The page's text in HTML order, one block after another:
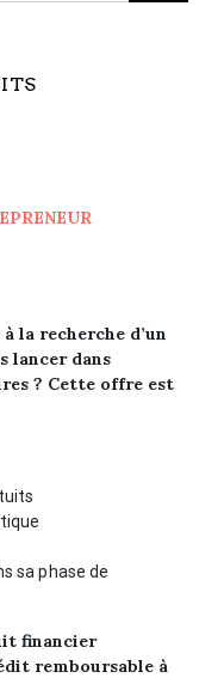
la recherche d’un
lancer dans
? Cette offre est
sa phase de
financier
remboursable à